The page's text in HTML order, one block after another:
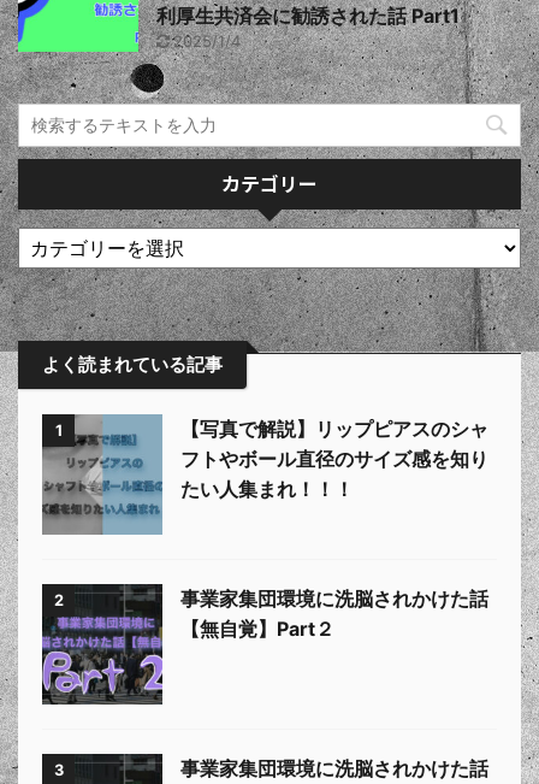
利厚生共済会に勧誘された話 Part1
2025/1/4
カテゴリー
よく読まれている記事
1
【写真で解説】リップピアスのシャ
フトやボール直径のサイズ感を知り
たい人集まれ！！！
2
事業家集団環境に洗脳されかけた話
【無自覚】Part２
3
事業家集団環境に洗脳されかけた話